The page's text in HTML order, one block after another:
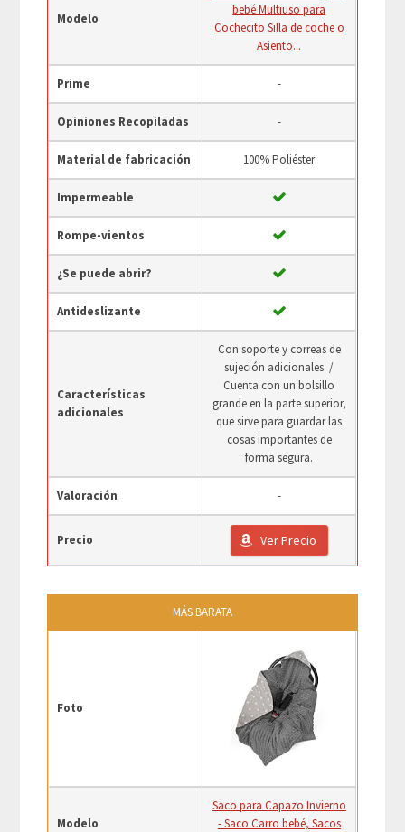
Modelo
bebé Multiuso para
Cochecito Silla de coche o
Asiento...
Prime -
Opiniones Recopiladas -
Material de fabricación 100% Poliéster
Impermeable
Rompe-vientos
¿Se puede abrir?
Antideslizante
Características
adicionales
Con soporte y correas de
sujeción adicionales. /
Cuenta con un bolsillo
grande en la parte superior,
que sirve para guardar las
cosas importantes de
forma segura.
Valoración -
Precio Ver Precio
MÁS BARATA
Foto
Modelo
Saco para Capazo Invierno
- Saco Carro bebé, Sacos